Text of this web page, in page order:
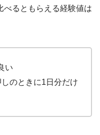
るともらえる経験値は
い
のときに1日分だけ